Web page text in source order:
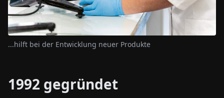
...hilft bei der Entwicklung neuer Produkte
1992 gegründet